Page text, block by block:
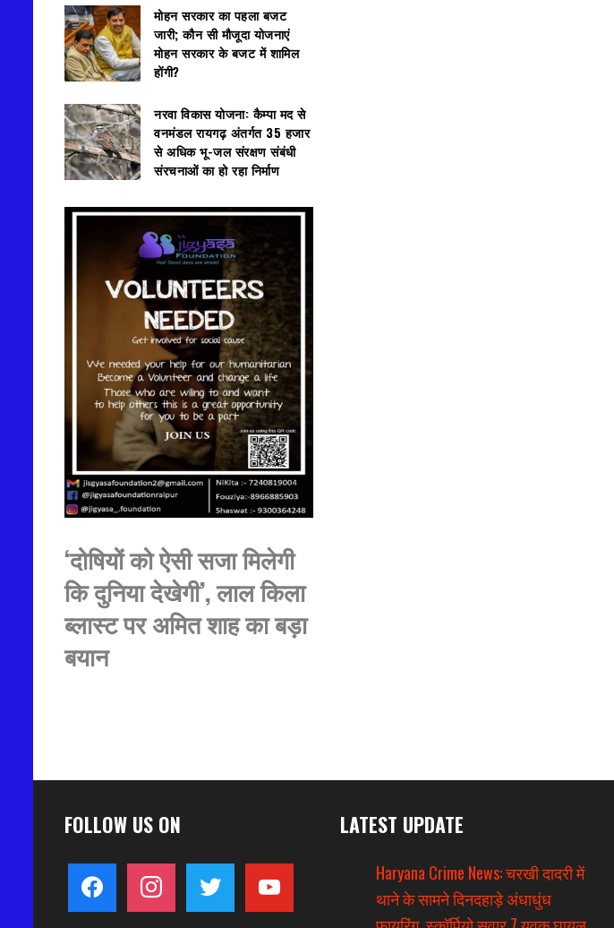
मोहन सरकार का पहला बजट
जारी; कौन सी मौजूदा योजनाएं
मोहन सरकार के बजट में शामिल
होंगी?
नरवा विकास योजना: कैम्पा मद से
वनमंडल रायगढ़ अंतर्गत 35 हजार
से अधिक भू-जल संरक्षण संबंधी
संरचनाओं का हो रहा निर्माण
‘दोषियों को ऐसी सजा मिलेगी
कि दुनिया देखेगी’, लाल किला
ब्लास्ट पर अमित शाह का बड़ा
बयान
FOLLOW US ON
facebook instagram twitter youtube
LATEST UPDATE
Haryana Crime News: चरखी दादरी में
थाने के सामने दिनदहाड़े अंधाधुंध